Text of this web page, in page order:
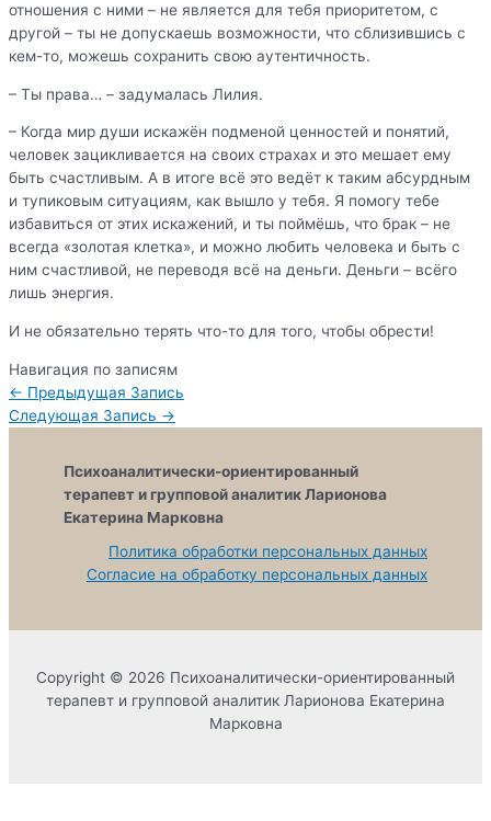
отношения с ними – не является для тебя приоритетом, с
другой – ты не допускаешь возможности, что сблизившись с
кем-то, можешь сохранить свою аутентичность.
– Ты права… – задумалась Лилия.
– Когда мир души искажён подменой ценностей и понятий,
человек зацикливается на своих страхах и это мешает ему
быть счастливым. А в итоге всё это ведёт к таким абсурдным
и тупиковым ситуациям, как вышло у тебя. Я помогу тебе
избавиться от этих искажений, и ты поймёшь, что брак – не
всегда «золотая клетка», и можно любить человека и быть с
ним счастливой, не переводя всё на деньги. Деньги – всёго
лишь энергия.
И не обязательно терять что-то для того, чтобы обрести!
Навигация по записям
← Предыдущая Запись
Следующая Запись →
Психоаналитически-ориентированный
терапевт и групповой аналитик Ларионова
Екатерина Марковна
Политика обработки персональных данных
Согласие на обработку персональных данных
Copyright © 2026 Психоаналитически-ориентированный
терапевт и групповой аналитик Ларионова Екатерина
Марковна